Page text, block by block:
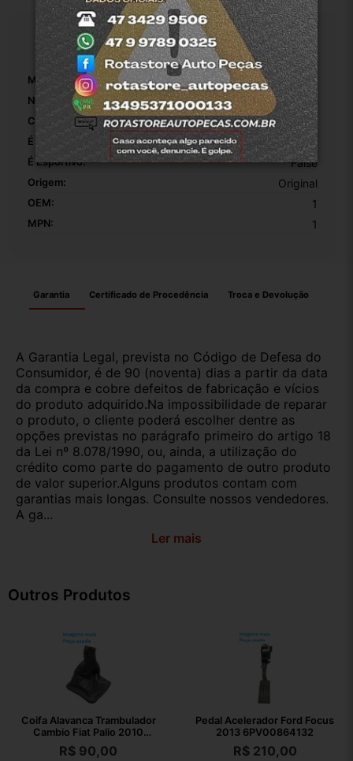
Especificações
Marca: Fiat
Número De Peça: 51793539
Com Superficie Removível: False
É Original: True
É Esportivo: False
Origem: Original
OEM: 1
MPN: 1
Garantia Certificado de Procedência Troca e Devolução
A Garantia Legal, prevista no Código de Defesa do
Consumidor, é de 90 (noventa) dias a partir da data
da compra e cobre defeitos de fabricação e vícios
do produto adquirido.Na impossibilidade de reparar
o produto, o cliente poderá escolher dentre as
opções previstas no parágrafo primeiro do artigo 18
da Lei nº 8.078/1990, ou, ainda, a utilização do
crédito como parte do pagamento de outro produto
de valor superior.Alguns produtos contam com
garantias mais longas. Consulte nossos vendedores.
A ga...
Ler mais
Outros Produtos
Coifa Alavanca Trambulador
Cambio Fiat Palio 2010
1001731010
R$ 90,00
Pedal Acelerador Ford Focus
2013 6PV00864132
R$210,00